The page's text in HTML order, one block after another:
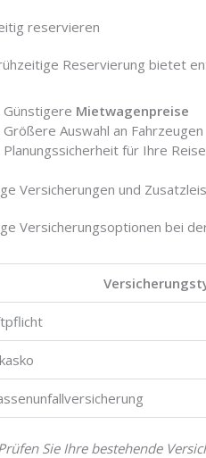
reservieren
Reservierung bietet
Günstigere Mietwagenpreise
Größere Auswahl an Fahrzeugen
Planungssicherheit für Ihre Reise
Versicherungen und
Versicherungsoptionen bei
Sie Ihre bestehende